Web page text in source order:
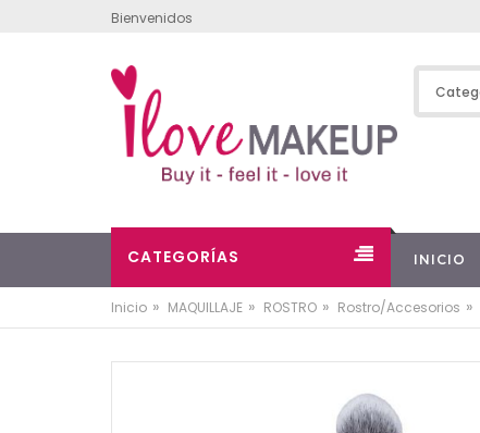
Bienvenidos
CATEGORÍAS INICIO
Inicio » MAQUILLAJE » ROSTRO » Rostro/Accesorios »